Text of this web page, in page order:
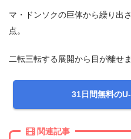
マ・ドンソクの巨体から繰り出
点。
二転三転する展開から目が離せ
31日間無料の
関連記事